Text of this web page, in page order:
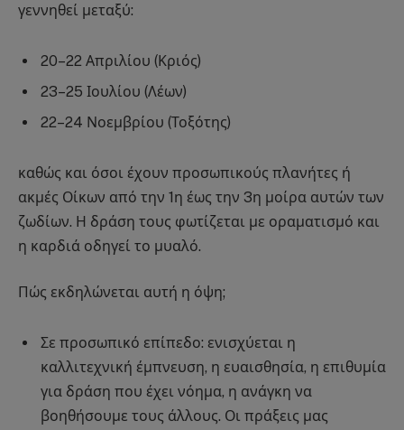
γεννηθεί μεταξύ:
20–22 Απριλίου (Κριός)
23–25 Ιουλίου (Λέων)
22–24 Νοεμβρίου (Τοξότης)
καθώς και όσοι έχουν προσωπικούς πλανήτες ή
ακμές Οίκων από την 1η έως την 3η μοίρα αυτών των
ζωδίων. Η δράση τους φωτίζεται με οραματισμό και
η καρδιά οδηγεί το μυαλό.
Πώς εκδηλώνεται αυτή η όψη;
Σε προσωπικό επίπεδο: ενισχύεται η
καλλιτεχνική έμπνευση, η ευαισθησία, η επιθυμία
για δράση που έχει νόημα, η ανάγκη να
βοηθήσουμε τους άλλους. Οι πράξεις μας